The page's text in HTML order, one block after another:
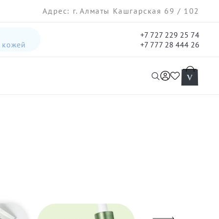
Адрес: г. Алматы Кашгарская 69 / 102
кожей
+7 727 229 25 74
+7 777 28 444 26